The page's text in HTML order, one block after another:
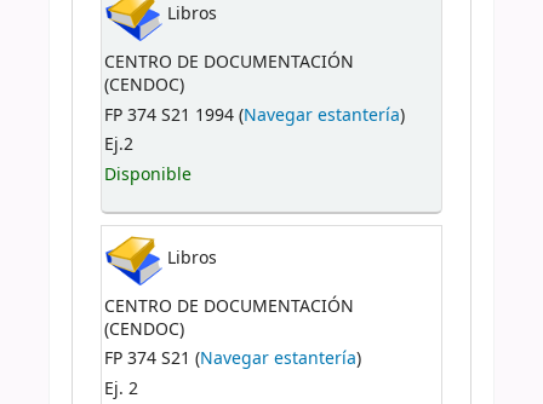
Libros
CENTRO DE DOCUMENTACIÓN
(CENDOC)
FP 374 S21 1994 (Navegar estantería)
Ej.2
Disponible
Libros
CENTRO DE DOCUMENTACIÓN
(CENDOC)
FP 374 S21 (Navegar estantería)
Ej. 2